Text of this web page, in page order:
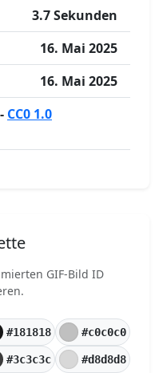
3.7 Sekunden
16. Mai 2025
16. Mai 2025
CC0 1.0
GIF-Bild ID
#181818 #c0c0c0
#3c3c3c #d8d8d8